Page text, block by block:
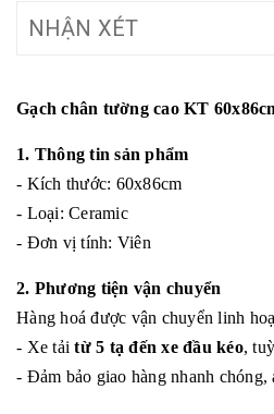
NHẬN XÉT
Gạch chân tường cao KT
1. Thông tin sản phẩm
- Kích thước: 60x86cm
- Loại: Ceramic
- Đơn vị tính: Viên
2. Phương tiện vận chuyển
Hàng hoá được vận chuyển linh
- Xe tảitừ 5 tạ đến xe đầu kéo,
- Đảm bảo giao hàng nhanh chóng,